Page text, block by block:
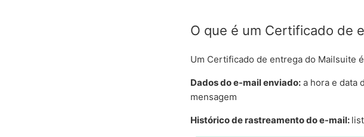
O que é um Certificado de
Um Certificado de entrega do Mailsuite
Dados do e-mail enviado: a hora e data
mensagem
Histórico de rastreamento do e-mail: